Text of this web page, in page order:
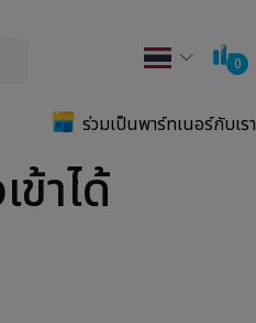
0
ร่วมเป็นพาร์ทเนอร์กับเรา
าได้